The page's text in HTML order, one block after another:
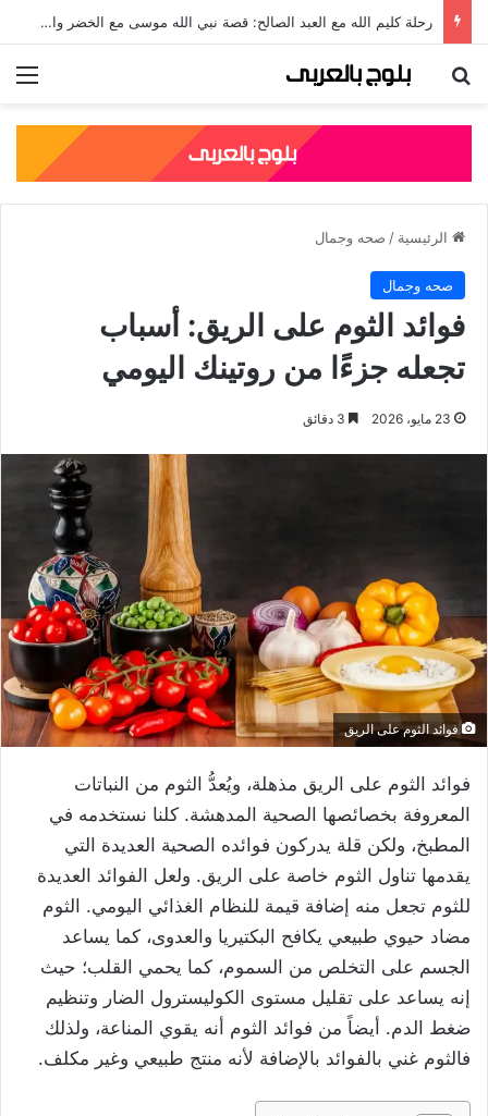
رحلة كليم الله مع العبد الصالح: قصة نبي الله موسى مع الخضر والدروس المستفادة منها
بحث عن
الرئيسية / صحه وجمال
صحه وجمال
فوائد الثوم على الريق: أسباب
تجعله جزءًا من روتينك اليومي
23 مايو، 2026
فوائد الثوم على الريق
فوائد الثوم على الريق مذهلة، ويُعدُّ الثوم من النباتات
المعروفة بخصائصها الصحية المدهشة. كلنا نستخدمه في
المطبخ، ولكن قلة يدركون فوائده الصحية العديدة التي
يقدمها تناول الثوم خاصة على الريق. ولعل الفوائد العديدة
للثوم تجعل منه إضافة قيمة للنظام الغذائي اليومي. الثوم
مضاد حيوي طبيعي يكافح البكتيريا والعدوى، كما يساعد
الجسم على التخلص من السموم، كما يحمي القلب؛ حيث
إنه يساعد على تقليل مستوى الكوليسترول الضار وتنظيم
ضغط الدم. أيضاً من فوائد الثوم أنه يقوي المناعة، ولذلك
فالثوم غني بالفوائد بالإضافة لأنه منتج طبيعي وغير مكلف.